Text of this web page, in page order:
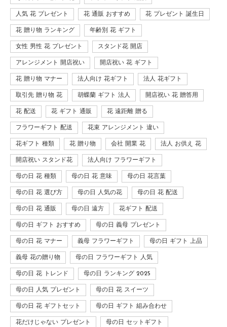
人気 花 プレゼント 花 通販 おすすめ 花 プレゼント 誕生日
花 贈り物 ランキング 年齢別 花 ギフト
女性 男性 花 プレゼント スタンド花 開店
アレンジメント 開店祝い 開店祝い 花 ギフト
花 贈り物 マナー 法人向け 花ギフト 法人 花ギフト
取引先 贈り物 花 胡蝶蘭 ギフト 法人 開店祝い 花 贈答用
花 配送 花 ギフト 通販 花 遠距離 贈る
フラワーギフト 配送 花束 アレンジメント 違い
花ギフト 種類 花 贈り物 会社 開業 花 法人 お供え 花
開店祝い スタンド花 法人向け フラワーギフト
母の日 花 種類 母の日 花 意味 母の日 花言葉
母の日 花 選び方 母の日 人気の花 母の日 花 配送
母の日 花 通販 母の日 遠方 花ギフト 配送
母の日 ギフト おすすめ 母の日 義母 プレゼント
母の日 花 マナー 義母 フラワーギフト 母の日 ギフト 上品
義母 花の贈り物 母の日 フラワーギフト 人気
母の日 花 トレンド 母の日 ランキング 2025
母の日 人気 プレゼント 母の日 花 スイーツ
母の日 花 ギフトセット 母の日 ギフト 組み合わせ
花だけじゃない プレゼント 母の日 セットギフト